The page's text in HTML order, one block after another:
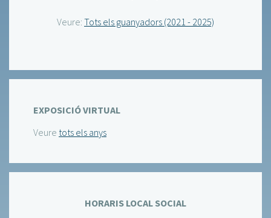
Veure: Tots els guanyadors (2021 - 2025)
EXPOSICIÓ VIRTUAL
Veure tots els anys
HORARIS LOCAL SOCIAL